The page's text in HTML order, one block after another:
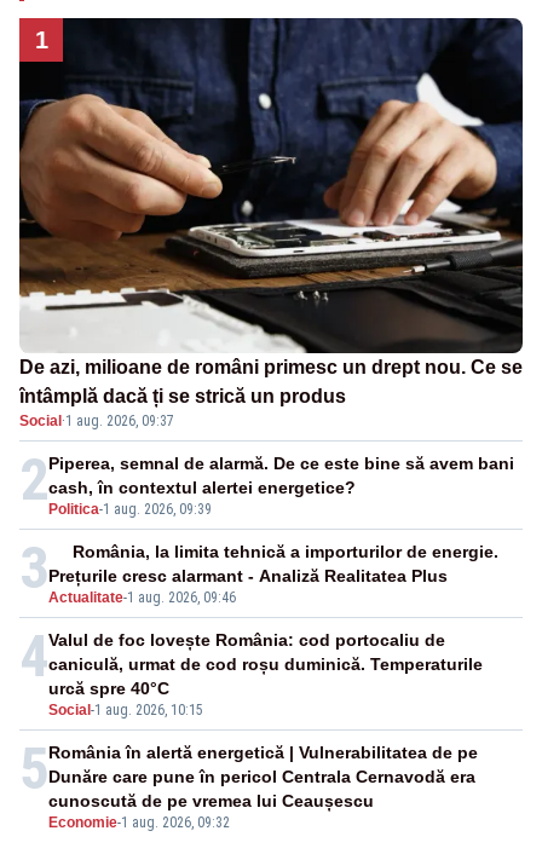
1
De azi, milioane de români primesc un drept nou. Ce se
întâmplă dacă ți se strică un produs
Social ·1 aug. 2026, 09:37
2 Politica-1 aug. 2026, 09:39
Piperea, semnal de alarmă. De ce este bine să avem bani
cash, în contextul alertei energetice?
3Actualitate-1 aug. 2026, 09:46
România, la limita tehnică a importurilor de energie.
Prețurile cresc alarmant - Analiză Realitatea Plus
4
Social -1 aug. 2026, 10:15
Valul de foc lovește România: cod portocaliu de
caniculă, urmat de cod roșu duminică. Temperaturile
urcă spre 40°C
5
Economie-1 aug. 2026, 09:32
România în alertă energetică | Vulnerabilitatea de pe
Dunăre care pune în pericol Centrala Cernavodă era
cunoscută de pe vremea lui Ceaușescu